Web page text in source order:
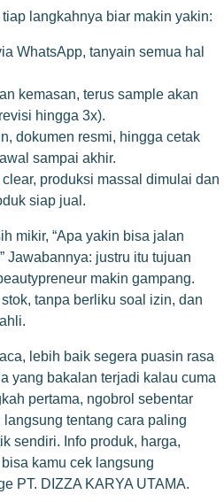
langkahnya biar makin yakin:
WhatsApp, tanyain semua hal
kemasan, terus sample akan
hingga 3x).
dokumen resmi, hingga cetak
sampai akhir.
produksi massal dimulai dan
siap jual.
mikir, “Apa yakin bisa jalan
Jawabannya: justru itu tujuan
makin gampang.
tanpa berliku soal izin, dan
lebih baik segera puasin rasa
yang bakalan terjadi kalau cuma
pertama, ngobrol sebentar
tentang cara paling
sendiri. Info produk, harga,
kamu cek langsung
PT. DIZZA KARYA UTAMA.